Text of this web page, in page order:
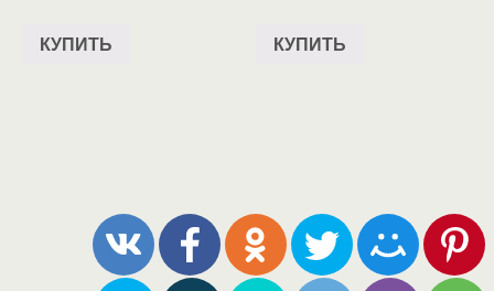
КУПИТЬ КУПИТЬ